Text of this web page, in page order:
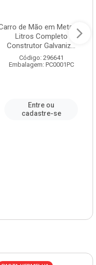
de Mão em Metal 60
Litros Completo
Construtor Galvaniz...
Código: 296641
Embalagem: PC0001PC
Entre ou
cadastre-se